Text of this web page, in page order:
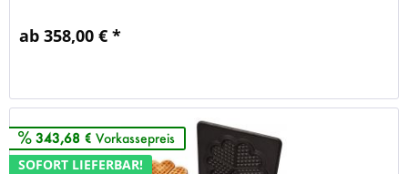
ab 358,00 € *
343,68 € Vorkassepreis
SOFORT LIEFERBAR!